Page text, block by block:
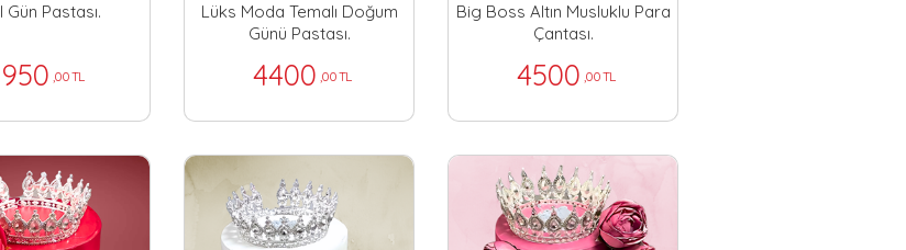
Gün Pastası.
,00 TL
Lüks Moda Temalı Doğum
Günü Pastası.
4400 ,00 TL
Big Boss Altın Musluklu Para
Çantası.
4500 ,00 TL